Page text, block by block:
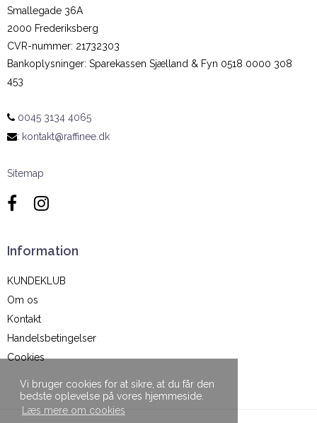
Vi bruger cookies for at sikre, at du får den
bedste oplevelse på vores hjemmeside.
Læs mere om cookies
Smallegade 36A
2000 Frederiksberg
CVR-nummer: 21732303
Bankoplysninger: Sparekassen Sjælland & Fyn 0518 0000 308
453
0045 3134 4065
: kontakt@raffinee.dk
Sitemap
Information
KUNDEKLUB
Om os
Kontakt
Handelsbetingelser
Cookies